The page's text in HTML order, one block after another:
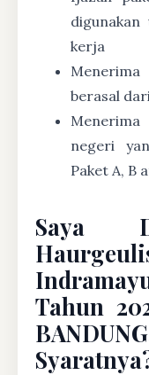
kerja
berasal
negeri
Paket A, B
Saya
Tahun